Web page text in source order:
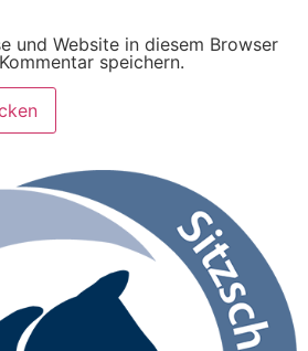
und Website in diesem Browser
speichern.